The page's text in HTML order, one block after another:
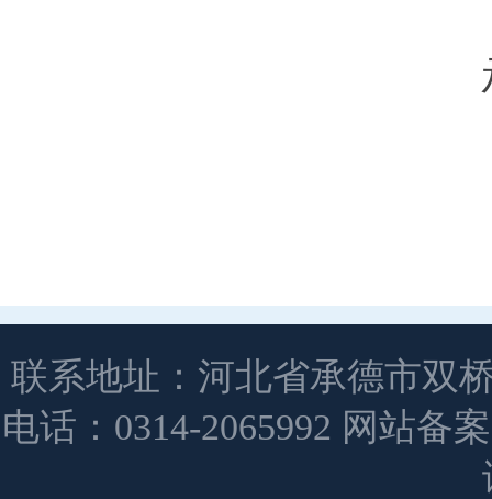
联系地址：河北省承德市双
电话：0314-2065992 网站备